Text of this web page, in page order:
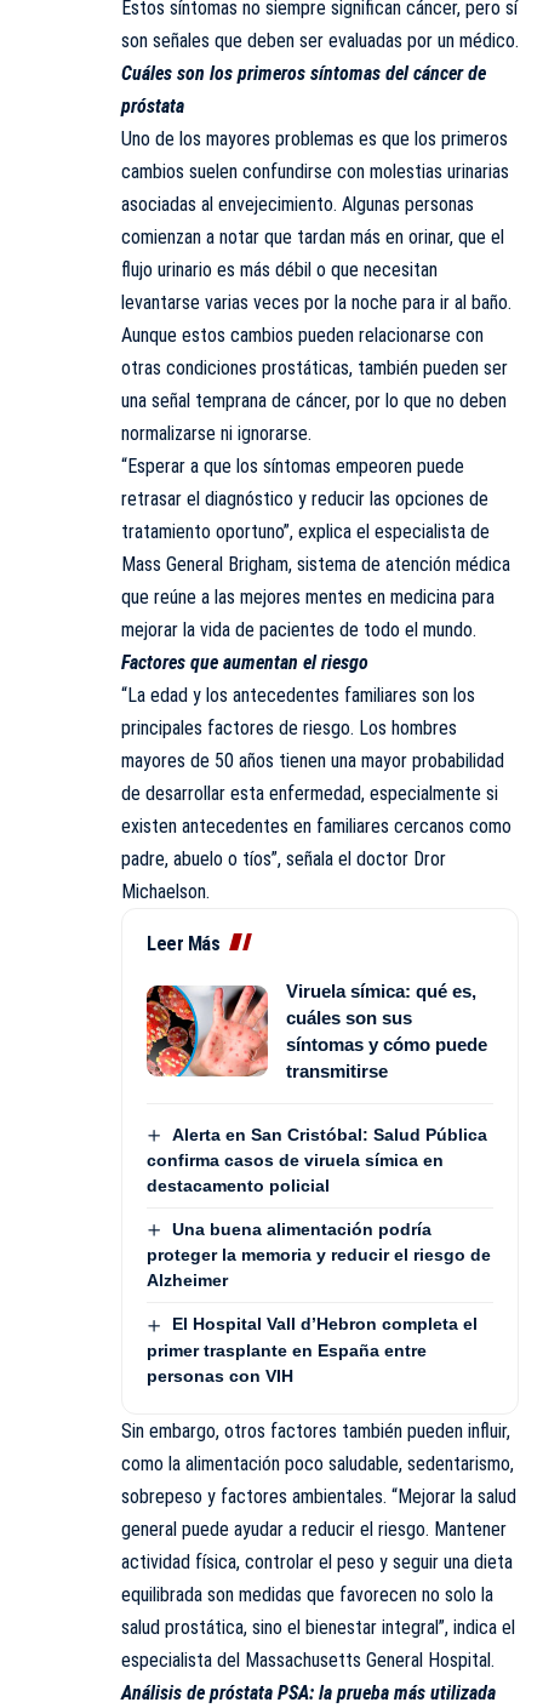
Estos síntomas no siempre significan cáncer, pero sí
son señales que deben ser evaluadas por un médico.
Cuáles son los primeros síntomas del cáncer de
próstata
Uno de los mayores problemas es que los primeros
cambios suelen confundirse con molestias urinarias
asociadas al envejecimiento. Algunas personas
comienzan a notar que tardan más en orinar, que el
flujo urinario es más débil o que necesitan
levantarse varias veces por la noche para ir al baño.
Aunque estos cambios pueden relacionarse con
otras condiciones prostáticas, también pueden ser
una señal temprana de cáncer, por lo que no deben
normalizarse ni ignorarse.
“Esperar a que los síntomas empeoren puede
retrasar el diagnóstico y reducir las opciones de
tratamiento oportuno”, explica el especialista de
Mass General Brigham, sistema de atención médica
que reúne a las mejores mentes en medicina para
mejorar la vida de pacientes de todo el mundo.
Factores que aumentan el riesgo
“La edad y los antecedentes familiares son los
principales factores de riesgo. Los hombres
mayores de 50 años tienen una mayor probabilidad
de desarrollar esta enfermedad, especialmente si
existen antecedentes en familiares cercanos como
padre, abuelo o tíos”, señala el doctor Dror
Michaelson.
Leer Más
Viruela símica: qué es,
cuáles son sus
síntomas y cómo puede
transmitirse
Alerta en San Cristóbal: Salud Pública
confirma casos de viruela símica en
destacamento policial
Una buena alimentación podría
proteger la memoria y reducir el riesgo de
Alzheimer
El Hospital Vall d’Hebron completa el
primer trasplante en España entre
personas con VIH
Sin embargo, otros factores también pueden influir,
como la alimentación poco saludable, sedentarismo,
sobrepeso y factores ambientales. “Mejorar la salud
general puede ayudar a reducir el riesgo. Mantener
actividad física, controlar el peso y seguir una dieta
equilibrada son medidas que favorecen no solo la
salud prostática, sino el bienestar integral”, indica el
especialista del Massachusetts General Hospital.
Análisis de próstata PSA: la prueba más utilizada